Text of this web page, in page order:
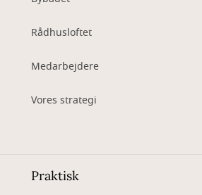
Rådhusloftet
Medarbejdere
Vores strategi
Praktisk